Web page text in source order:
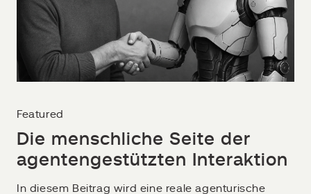
Featured
Die menschliche Seite der
agentengestützten Interaktion
In diesem Beitrag wird eine reale agenturische